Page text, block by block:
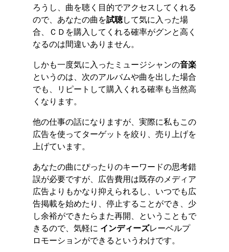
ろうし、曲を聴く目的でアクセスしてくれる
ので、あなたの曲を試聴して気に入った場
合、ＣＤを購入してくれる確率がグンと高く
なるのは間違いありません。
しかも一度気に入ったミュージシャンの音楽
というのは、次のアルバムや曲を出した場合
でも、リピートして購入くれる確率も当然高
くなります。
他の仕事の話になりますが、実際に私もこの
広告を使ってターゲットを絞り、売り上げを
上げています。
あなたの曲にぴったりのキーワードの思考錯
誤が必要ですが、広告費用は既存のメディア
広告よりもかなり抑えられるし、いつでも広
告掲載を始めたり、停止することができ、少
し余裕ができたらまた再開、ということもで
きるので、気軽に インディーズレーベルプ
ロモーションができるというわけです。